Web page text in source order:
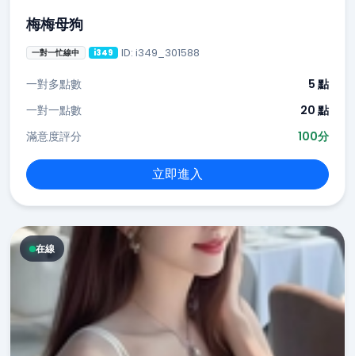
梅梅母狗
一對一忙線中 i349 ID: i349_301588
一對多點數
5 點
一對一點數
20 點
滿意度評分
100分
立即進入
在線